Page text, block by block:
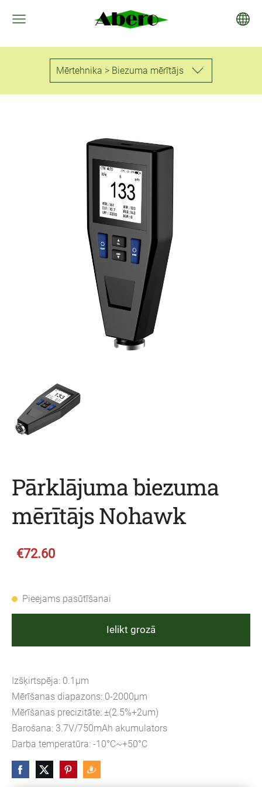
Mērtehnika > Biezuma mērītājs
Pārklājuma biezuma
mērītājs Nohawk
€72.60
Pieejams pasūtīšanai
Ielikt grozā
Izšķirtspēja: 0.1μm
Mērīšanas diapazons: 0-2000μm
Mērīšanas precizitāte: ±(2.5%+2um)
Barošana: 3.7V/750mAh akumulators
Darba temperatūra: -10°C~+50°C